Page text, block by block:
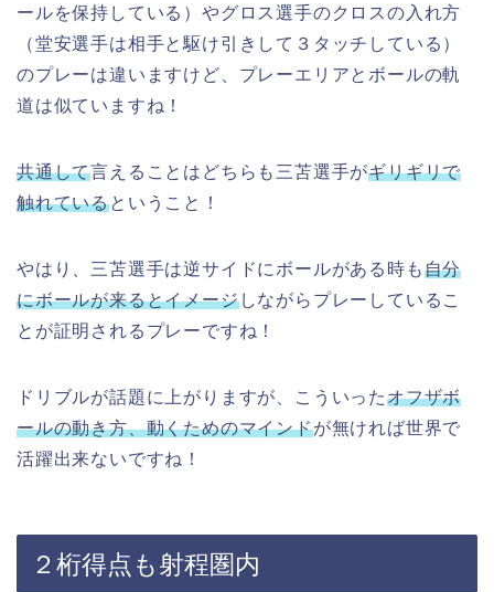
ールを保持している）やグロス選手のクロスの入れ方
（堂安選手は相手と駆け引きして３タッチしている）
のプレーは違いますけど、プレーエリアとボールの軌
道は似ていますね！
共通して言えることはどちらも三苫選手がギリギリで
触れているということ！
やはり、三苫選手は逆サイドにボールがある時も自分
にボールが来るとイメージしながらプレーしているこ
とが証明されるプレーですね！
ドリブルが話題に上がりますが、こういったオフザボ
ールの動き方、動くためのマインドが無ければ世界で
活躍出来ないですね！
２桁得点も射程圏内